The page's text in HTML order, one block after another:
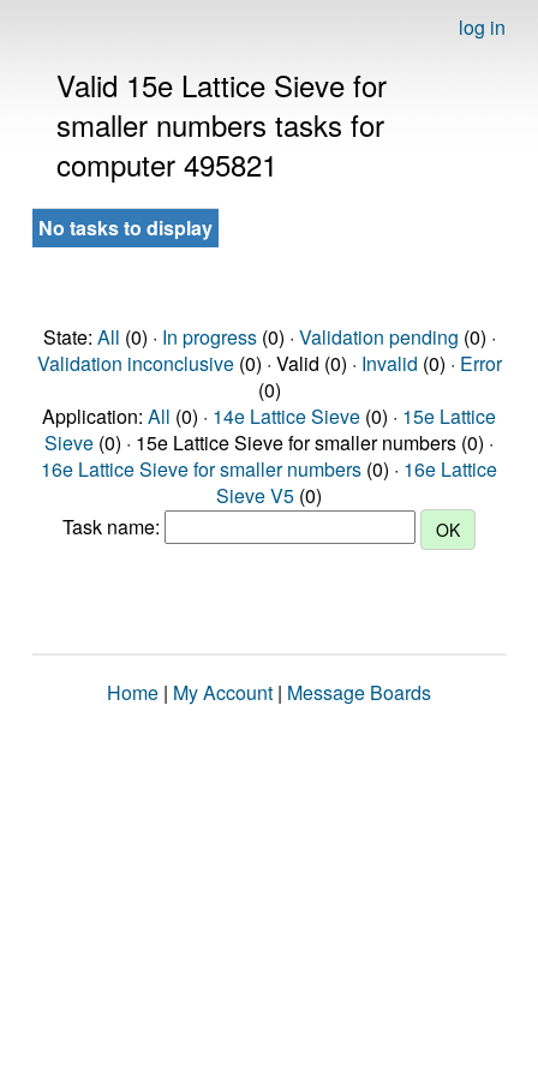
log in
Valid 15e Lattice Sieve for
smaller numbers tasks for
computer 495821
No tasks to display
State: All (0) · In progress(0) · Validation pending (0) ·
Validation inconclusive(0) · Valid (0) · Invalid (0) · Error
(0)
Application: All (0) · 14e Lattice Sieve (0) · 15e Lattice
Sieve (0) · 15e Lattice Sieve for smaller numbers (0) ·
16e Lattice Sieve for smaller numbers (0) · 16e Lattice
Sieve V5 (0)
Task name:
Home | My Account | Message Boards